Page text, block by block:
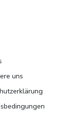
uns